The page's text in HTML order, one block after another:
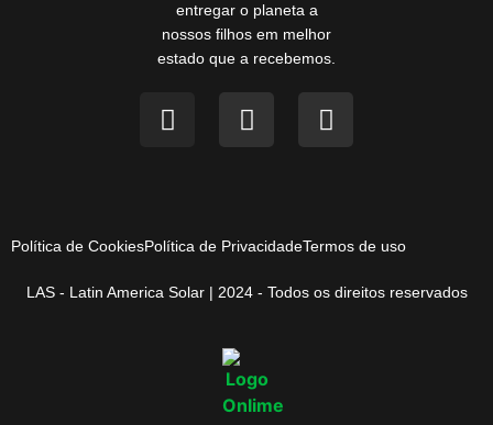
entregar o planeta a
nossos filhos em melhor
estado que a recebemos.
Política de CookiesPolítica de PrivacidadeTermos de uso
LAS - Latin America Solar | 2024 - Todos os direitos reservados